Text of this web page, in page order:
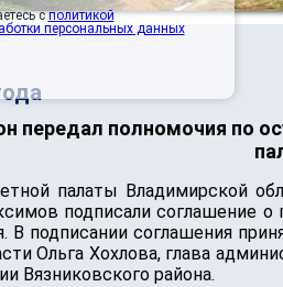
передал полномочия по
палаты Владимирской
подписали соглашение
В подписании соглашения
Ольга Хохлова, глава
Вязниковского района.
сполитикой
персональных данных